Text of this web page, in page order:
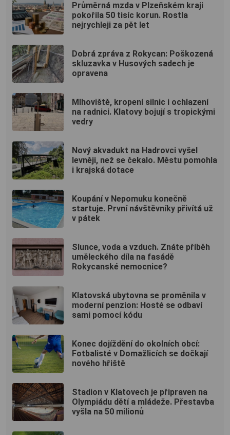
Průměrná mzda v Plzeňském kraji
pokořila 50 tisíc korun. Rostla
nejrychleji za pět let
Dobrá zpráva z Rokycan: Poškozená
skluzavka v Husových sadech je
opravena
Mlhoviště, kropení silnic i ochlazení
na radnici. Klatovy bojují s tropickými
vedry
Nový akvadukt na Hadrovci vyšel
levněji, než se čekalo. Městu pomohla
i krajská dotace
Koupání v Nepomuku konečně
startuje. První návštěvníky přivítá už
v pátek
Slunce, voda a vzduch. Znáte příběh
uměleckého díla na fasádě
Rokycanské nemocnice?
Klatovská ubytovna se proměnila v
moderní penzion: Hosté se odbaví
sami pomocí kódu
Konec dojíždění do okolních obcí:
Fotbalisté v Domažlicích se dočkají
nového hřiště
Stadion v Klatovech je připraven na
Olympiádu dětí a mládeže. Přestavba
vyšla na 50 milionů